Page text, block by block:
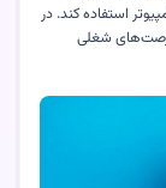
استفاده کند. در
شغلی